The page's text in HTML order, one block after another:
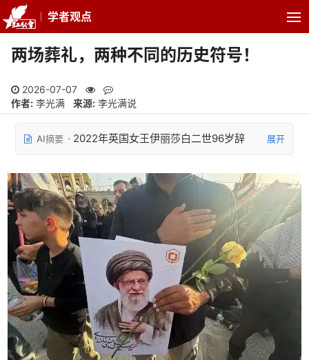
学者观点
两场葬礼，两种不同的历史符号！
2026-07-07
作者: 李光满 来源: 李光满说
AI摘要
2022年英国女王伊丽莎白二世96岁辞
袖哈梅内伊86岁死于美以侵略轰炸，百余国派代表
吊唁
展开